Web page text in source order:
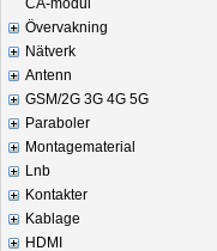
CA-modul
Övervakning
Nätverk
Antenn
GSM/2G 3G 4G 5G
Paraboler
Montagematerial
Lnb
Kontakter
Kablage
HDMI